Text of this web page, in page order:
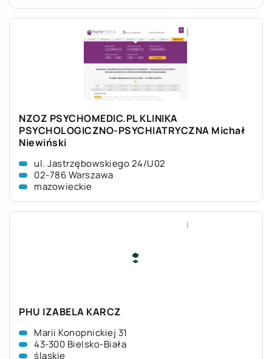
NZOZ PSYCHOMEDIC.PL KLINIKA
PSYCHOLOGICZNO-PSYCHIATRYCZNA Michał
Niewiński
ul. Jastrzębowskiego 24/U02
02-786 Warszawa
mazowieckie
PHU IZABELA KARCZ
Marii Konopnickiej 31
43-300 Bielsko-Biała
śląskie